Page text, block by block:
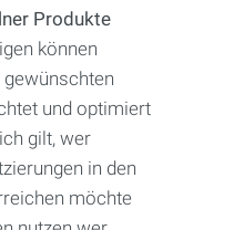
Produkte
können
gewünschten
und optimiert
gilt, wer
in den
möchte